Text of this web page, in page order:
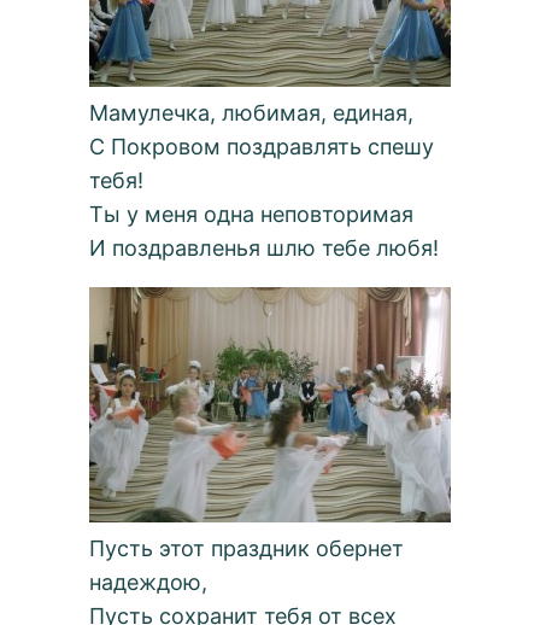
Мамулечка, любимая, единая,
С Покровом поздравлять спешу
тебя!
Ты у меня одна неповторимая
И поздравленья шлю тебе любя!
Пусть этот праздник обернет
надеждою,
Пусть сохранит тебя от всех